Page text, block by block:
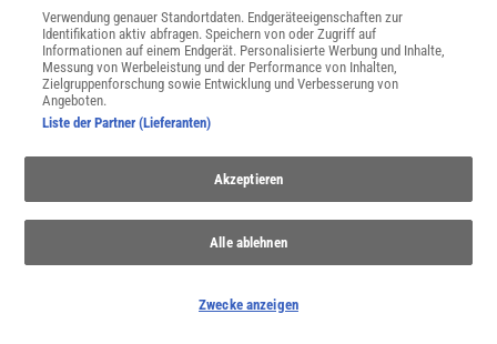
Mediadaten
Datenschutz
Nutzungsbedingungen
Cookie-Einstellungen
Utiq verwalten
Nutzungsbasierte Onlinewerbung
Alle Artikel
WEITERE ANGEBOTE
Angebote für Institutionen
Verwendung genauer Standortdaten. Endgeräteeigenschaften zur
Identifikation aktiv abfragen. Speichern von oder Zugriff auf
Informationen auf einem Endgerät. Personalisierte Werbung und Inhalte,
Messung von Werbeleistung und der Performance von Inhalten,
Zielgruppenforschung sowie Entwicklung und Verbesserung von
Angeboten.
Liste der Partner (Lieferanten)
Akzeptieren
Alle ablehnen
Zwecke anzeigen